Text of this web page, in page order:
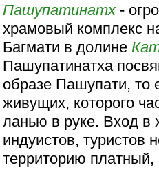
Пашупатинатх-
храмовый комплекс
Багмати в долине
Пашупатинатха
образе Пашупати, то
живущих, которого
ланью в руке. Вход в
индуистов, туристов
территорию